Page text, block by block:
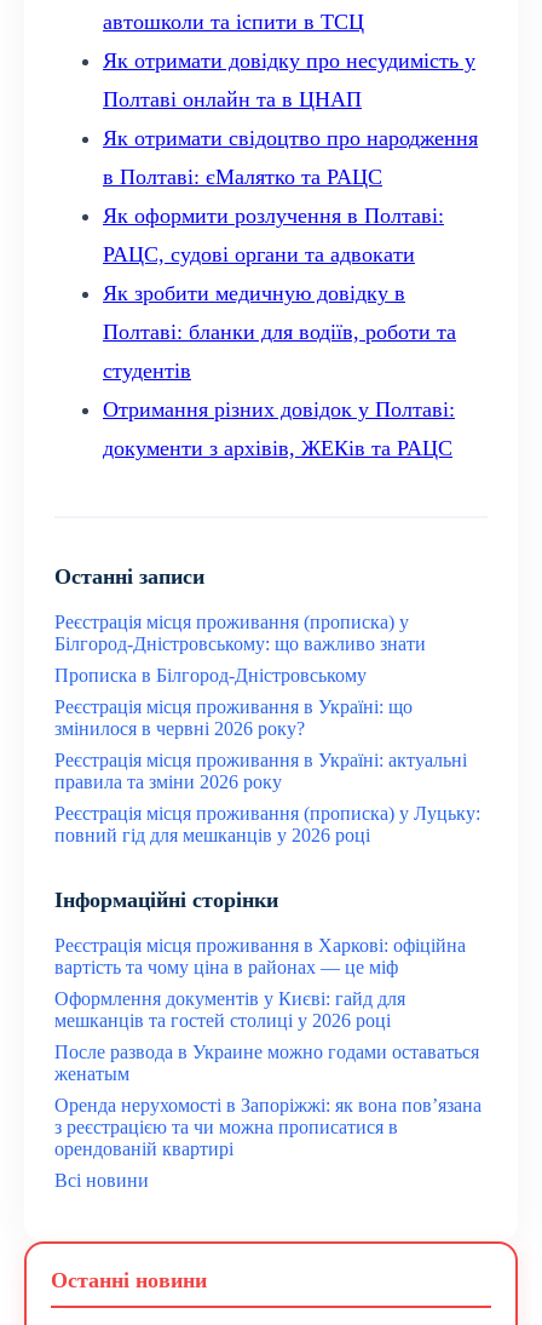
автошколи та іспити в ТСЦ
Як отримати довідку про несудимість у
Полтаві онлайн та в ЦНАП
Як отримати свідоцтво про народження
в Полтаві: єМалятко та РАЦС
Як оформити розлучення в Полтаві:
РАЦС, судові органи та адвокати
Як зробити медичную довідку в
Полтаві: бланки для водіїв, роботи та
студентів
Отримання різних довідок у Полтаві:
документи з архівів, ЖЕКів та РАЦС
Останні записи
Реєстрація місця проживання (прописка) у
Білгород-Дністровському: що важливо знати
Прописка в Білгород-Дністровському
Реєстрація місця проживання в Україні: що
змінилося в червні 2026 року?
Реєстрація місця проживання в Україні: актуальні
правила та зміни 2026 року
Реєстрація місця проживання (прописка) у Луцьку:
повний гід для мешканців у 2026 році
Інформаційні сторінки
Реєстрація місця проживання в Харкові: офіційна
вартість та чому ціна в районах — це міф
Оформлення документів у Києві: гайд для
мешканців та гостей столиці у 2026 році
После развода в Украине можно годами оставаться
женатым
Оренда нерухомості в Запоріжжі: як вона пов’язана
з реєстрацією та чи можна прописатися в
орендованій квартирі
Всі новини
Останні новини